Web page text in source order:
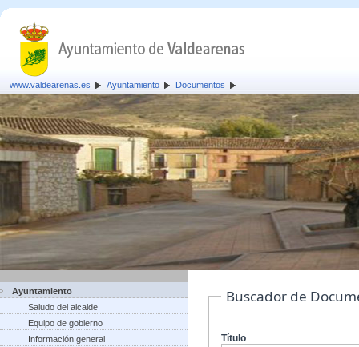
www.valdearenas.es Ayuntamiento Documentos
Ayuntamiento
Saludo del alcalde
Equipo de gobierno
Información general
Buscador de
Título